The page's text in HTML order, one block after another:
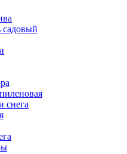
садовый
снега